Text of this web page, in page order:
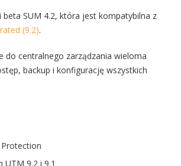
SUM 4.2, która jest kompatybilna z
(9.2).
do centralnego zarządzania wieloma
backup i konfigurację wszystkich
9.2 i 9.1